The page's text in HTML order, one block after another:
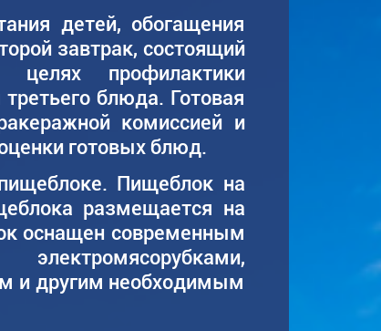
детей, обогащения
завтрак, состоящий
профилактики
блюда. Готовая
комиссией и
готовых блюд.
Пищеблок на
размещается на
оснащен современным
и другим необходимым